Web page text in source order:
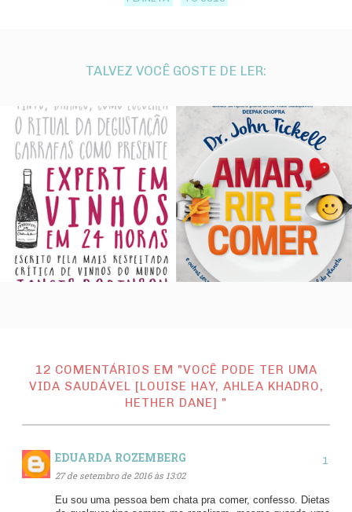
TALVEZ VOCÊ GOSTE DE LER:
12 COMENTÁRIOS EM "VOCÊ PODE TER UMA
VIDA SAUDÁVEL [LOUISE HAY, AHLEA KHADRO,
HETHER DANE] "
EDUARDA ROZEMBERG
27 de setembro de 2016 às 13:02
Eu sou uma pessoa bem chata pra comer, confesso. Dietas